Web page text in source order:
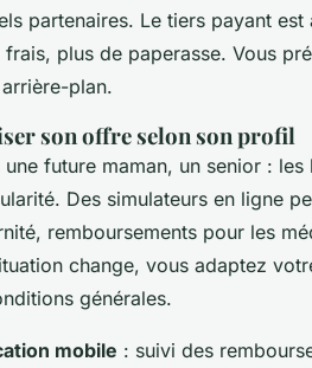
partenaires. Le tiers payant
frais, plus de paperasse. Vous
plan.
son offre selon son profil
future maman, un senior :
Des simulateurs en ligne
remboursements pour les
change, vous adaptez
générales.
mobile : suivi des